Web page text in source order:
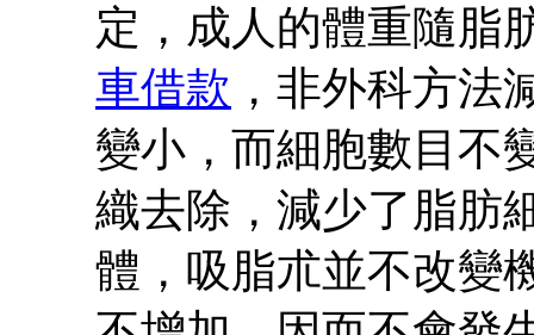
定，成人的體重隨脂
車借款 ，非外科方法
變小，而細胞數目不
織去除，減少了脂肪
體，吸脂朮並不改變